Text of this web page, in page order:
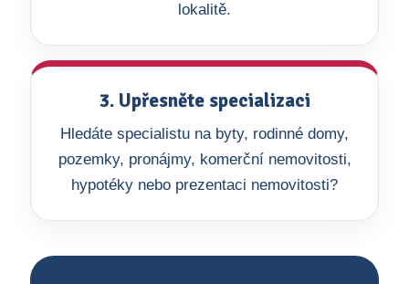
lokalitě.
3. Upřesněte specializaci
Hledáte specialistu na byty, rodinné domy,
pozemky, pronájmy, komerční nemovitosti,
hypotéky nebo prezentaci nemovitosti?